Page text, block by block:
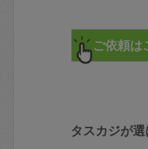
タスカジが